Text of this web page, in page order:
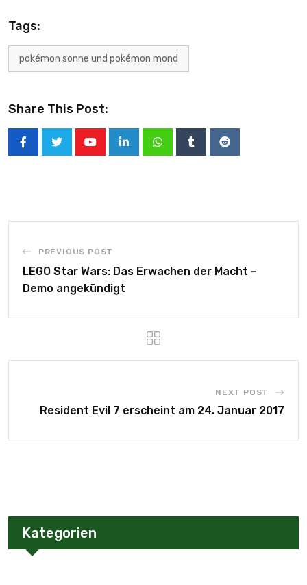
Tags:
pokémon sonne und pokémon mond
Share This Post:
PREVIOUS POST
LEGO Star Wars: Das Erwachen der Macht –
Demo angekündigt
NEXT POST
Resident Evil 7 erscheint am 24. Januar 2017
Kategorien